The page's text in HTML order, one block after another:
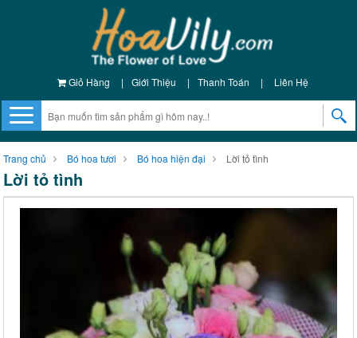
Giỏ Hàng | Giới Thiệu | Thanh Toán | Liên Hệ
Trang chủ Bó hoa tươi Bó hoa hiện đại Lời tỏ tình
Lời tỏ tình